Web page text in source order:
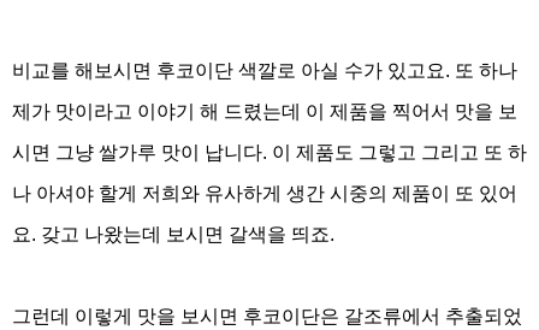
비교를 해보시면 후코이단 색깔로 아실 수가 있고요. 또 하나
제가 맛이라고 이야기 해 드렸는데 이 제품을 찍어서 맛을 보
시면 그냥 쌀가루 맛이 납니다. 이 제품도 그렇고 그리고 또 하
나 아셔야 할게 저희와 유사하게 생간 시중의 제품이 또 있어
요. 갖고 나왔는데 보시면 갈색을 띄죠.
그런데 이렇게 맛을 보시면 후코이단은 갈조류에서 추출되었